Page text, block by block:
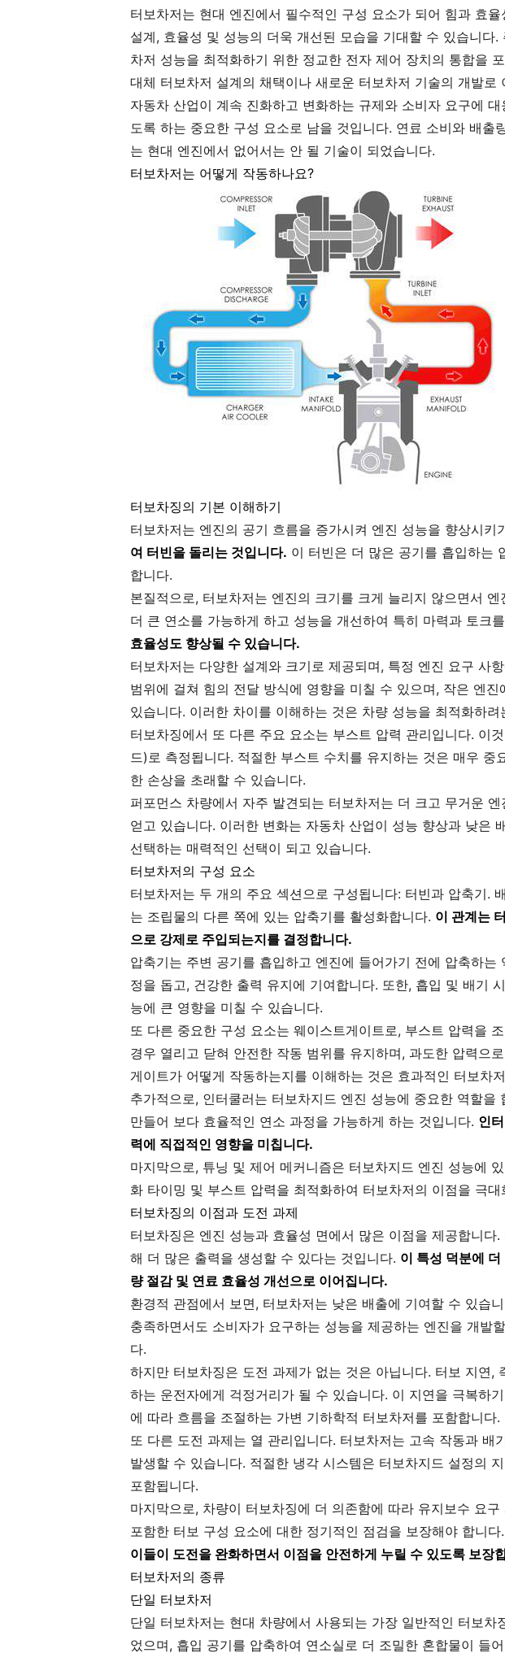
터보차저는 현대 엔진에서 필수적인 구성 요소가 되어 힘과 효
설계, 효율성 및 성능의 더욱 개선된 모습을 기대할 수 있습니
차저 성능을 최적화하기 위한 정교한 전자 제어 장치의 통합을
대체 터보차저 설계의 채택이나 새로운 터보차저 기술의 개발로
자동차 산업이 계속 진화하고 변화하는 규제와 소비자 요구에
도록 하는 중요한 구성 요소로 남을 것입니다. 연료 소비와 배
는 현대 엔진에서 없어서는 안 될 기술이 되었습니다.
터보차저는 어떻게 작동하나요?
터보차징의 기본 이해하기
터보차저는 엔진의 공기 흐름을 증가시켜 엔진 성능을 향상시키
여 터빈을 돌리는 것입니다. 이 터빈은 더 많은 공기를 흡입하는
합니다.
본질적으로, 터보차저는 엔진의 크기를 크게 늘리지 않으면서
더 큰 연소를 가능하게 하고 성능을 개선하여 특히 마력과 토크
효율성도 향상될 수 있습니다.
터보차저는 다양한 설계와 크기로 제공되며, 특정 엔진 요구 사
범위에 걸쳐 힘의 전달 방식에 영향을 미칠 수 있으며, 작은 엔
있습니다. 이러한 차이를 이해하는 것은 차량 성능을 최적화하
터보차징에서 또 다른 주요 요소는 부스트 압력 관리입니다. 이
드)로 측정됩니다. 적절한 부스트 수치를 유지하는 것은 매우
한 손상을 초래할 수 있습니다.
퍼포먼스 차량에서 자주 발견되는 터보차저는 더 크고 무거운
얻고 있습니다. 이러한 변화는 자동차 산업이 성능 향상과 낮은
선택하는 매력적인 선택이 되고 있습니다.
터보차저의 구성 요소
터보차저는 두 개의 주요 섹션으로 구성됩니다: 터빈과 압축기.
는 조립물의 다른 쪽에 있는 압축기를 활성화합니다. 이 관계는
으로 강제로 주입되는지를 결정합니다.
압축기는 주변 공기를 흡입하고 엔진에 들어가기 전에 압축하
정을 돕고, 건강한 출력 유지에 기여합니다. 또한, 흡입 및 배기
능에 큰 영향을 미칠 수 있습니다.
또 다른 중요한 구성 요소는 웨이스트게이트로, 부스트 압력을
경우 열리고 닫혀 안전한 작동 범위를 유지하며, 과도한 압력으
게이트가 어떻게 작동하는지를 이해하는 것은 효과적인 터보차
추가적으로, 인터쿨러는 터보차지드 엔진 성능에 중요한 역할
만들어 보다 효율적인 연소 과정을 가능하게 하는 것입니다. 인
력에 직접적인 영향을 미칩니다.
마지막으로, 튜닝 및 제어 메커니즘은 터보차지드 엔진 성능에
화 타이밍 및 부스트 압력을 최적화하여 터보차저의 이점을 극
터보차징의 이점과 도전 과제
터보차징은 엔진 성능과 효율성 면에서 많은 이점을 제공합니
해 더 많은 출력을 생성할 수 있다는 것입니다. 이 특성 덕분에
량 절감 및 연료 효율성 개선으로 이어집니다.
환경적 관점에서 보면, 터보차저는 낮은 배출에 기여할 수 있습
충족하면서도 소비자가 요구하는 성능을 제공하는 엔진을 개발
다.
하지만 터보차징은 도전 과제가 없는 것은 아닙니다. 터보 지연
하는 운전자에게 걱정거리가 될 수 있습니다. 이 지연을 극복하
에 따라 흐름을 조절하는 가변 기하학적 터보차저를 포함합니다.
또 다른 도전 과제는 열 관리입니다. 터보차저는 고속 작동과
발생할 수 있습니다. 적절한 냉각 시스템은 터보차지드 설정의
포함됩니다.
마지막으로, 차량이 터보차징에 더 의존함에 따라 유지보수 요
포함한 터보 구성 요소에 대한 정기적인 점검을 보장해야 합니다.
이들이 도전을 완화하면서 이점을 안전하게 누릴 수 있도록 보장
터보차저의 종류
단일 터보차저
단일 터보차저는 현대 차량에서 사용되는 가장 일반적인 터보
었으며, 흡입 공기를 압축하여 연소실로 더 조밀한 혼합물이 들